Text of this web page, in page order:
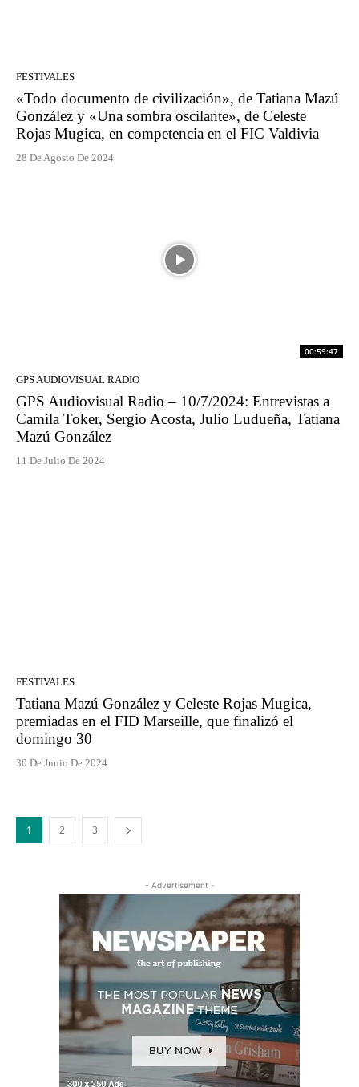
FESTIVALES
«Todo documento de civilización», de Tatiana Mazú
González y «Una sombra oscilante», de Celeste
Rojas Mugica, en competencia en el FIC Valdivia
28 De Agosto De 2024
00:59:47
GPS AUDIOVISUAL RADIO
GPS Audiovisual Radio – 10/7/2024: Entrevistas a
Camila Toker, Sergio Acosta, Julio Ludueña, Tatiana
Mazú González
11 De Julio De 2024
FESTIVALES
Tatiana Mazú González y Celeste Rojas Mugica,
premiadas en el FID Marseille, que finalizó el
domingo 30
30 De Junio De 2024
1 2 3
- Advertisement -